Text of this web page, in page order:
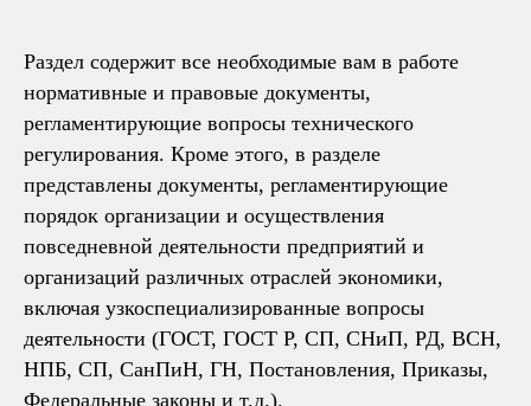
Раздел содержит все необходимые вам в работе
нормативные и правовые документы,
регламентирующие вопросы технического
регулирования. Кроме этого, в разделе
представлены документы, регламентирующие
порядок организации и осуществления
повседневной деятельности предприятий и
организаций различных отраслей экономики,
включая узкоспециализированные вопросы
деятельности (ГОСТ, ГОСТ Р, СП, СНиП, РД, ВСН,
НПБ, СП, СанПиН, ГН, Постановления, Приказы,
Федеральные законы и т.д.).